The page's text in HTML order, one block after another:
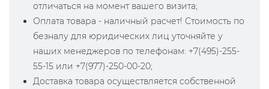
отличаться на момент вашего визита;
Оплата товара - наличный расчет! Стоимость по
безналу для юридических лиц уточняйте у
наших менеджеров по телефонам: +7(495)-255-
55-15 или +7(977)-250-00-20;
Доставка товара осуществляется собственной